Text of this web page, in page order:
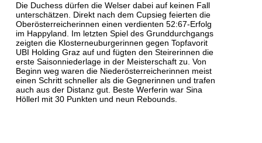
Die Duchess dürfen die Welser dabei auf keinen Fall
unterschätzen. Direkt nach dem Cupsieg feierten die
Oberösterreicherinnen einen verdienten 52:67-Erfolg
im Happyland. Im letzten Spiel des Grunddurchgangs
zeigten die Klosterneuburgerinnen gegen Topfavorit
UBI Holding Graz auf und fügten den Steirerinnen die
erste Saisonniederlage in der Meisterschaft zu. Von
Beginn weg waren die Niederösterreicherinnen meist
einen Schritt schneller als die Gegnerinnen und trafen
auch aus der Distanz gut. Beste Werferin war Sina
Höllerl mit 30 Punkten und neun Rebounds.